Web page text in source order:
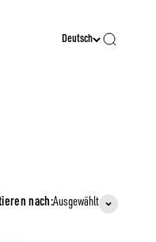
Deutsch Suche
nach:Ausgewählt